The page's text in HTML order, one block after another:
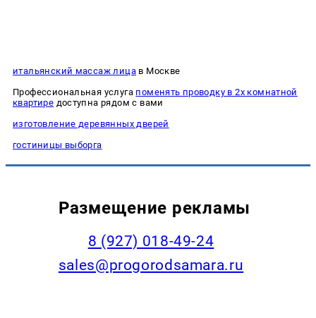
итальянский массаж лицав Москве
Профессиональная услуга поменять проводку в 2х комнатной
квартире доступна рядом с вами
изготовление деревянных дверей
гостиницы выборга
Размещение рекламы
8 (927) 018-49-24
sales@progorodsamara.ru